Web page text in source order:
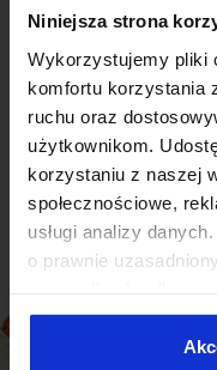
Niniejsza strona
Wykorzystujemy pliki
komfortu korzystania
ruchu oraz
użytkownikom.
korzystaniu z naszej
społecznościowe,
usługi analizy
o prawnie
Niektóre z plików
przez naszych
Skontaktuj się